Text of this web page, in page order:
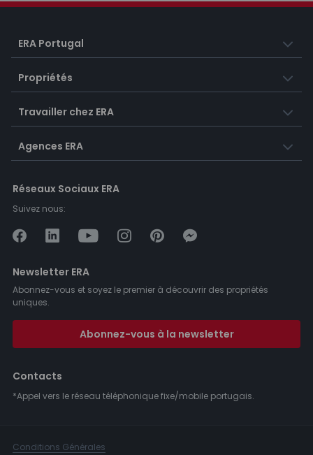
ERA Portugal
Propriétés
Travailler chez ERA
Agences ERA
Réseaux Sociaux ERA
Suivez nous:
Newsletter ERA
Abonnez-vous et soyez le premier à découvrir des propriétés
uniques.
Abonnez-vous à la newsletter
Contacts
*Appel vers le réseau téléphonique fixe/mobile portugais.
Conditions Générales